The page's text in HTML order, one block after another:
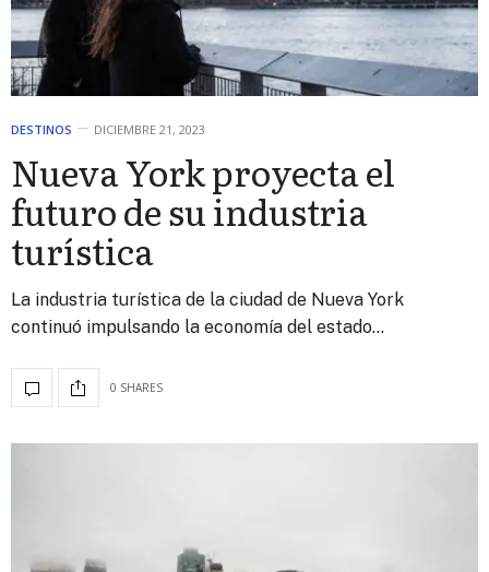
DESTINOS DICIEMBRE 21, 2023
Nueva York proyecta el
futuro de su industria
turística
La industria turística de la ciudad de Nueva York
continuó impulsando la economía del estado…
0 SHARES